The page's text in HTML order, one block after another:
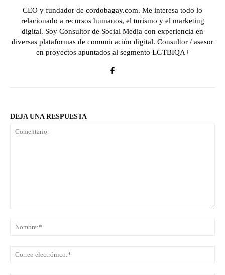
CEO y fundador de cordobagay.com. Me interesa todo lo
relacionado a recursos humanos, el turismo y el marketing
digital. Soy Consultor de Social Media con experiencia en
diversas plataformas de comunicación digital. Consultor / asesor
en proyectos apuntados al segmento LGTBIQA+
DEJA UNA RESPUESTA